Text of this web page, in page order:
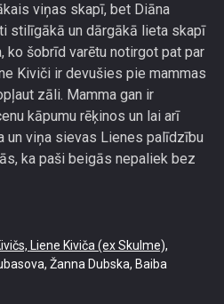
viņas skapī, bet Diāna
stilīgākā un dārgākā lieta skapī
ko šobrīd varētu notirgot pat par
Kiviči ir devušies pie mammas
zāli. Mamma gan ir
kāpumu rēķinos un lai arī
un viņa sievas Lienes palīdzību
ka paši beigās nepaliek bez
Liene Kiviča (ex Skulme),
Žanna Dubska, Baiba